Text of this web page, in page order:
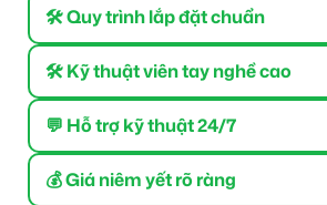
🛠 Quy trình lắp đặt chuẩn
🛠 Kỹ thuật viên tay nghề cao
💬 Hỗ trợ kỹ thuật 24/7
💰 Giá niêm yết rõ ràng